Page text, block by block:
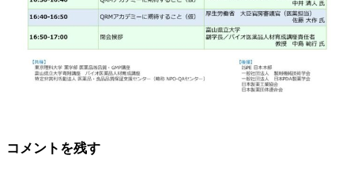
コメントを残す